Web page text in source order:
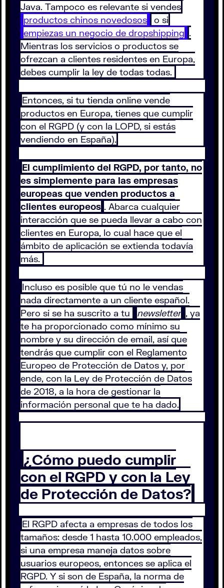
Java. Tampoco es relevante si vendes
productos chinos novedosos
o si
empiezas un negocio de dropshipping .
Mientras los servicios o productos se
ofrezcan a clientes residentes en Europa,
debes cumplir la ley de todas todas.
Entonces, si tu tienda online vende
productos en Europa, tienes que cumplir
con el RGPD (y con la LOPD, si estás
vendiendo en España).
El cumplimiento del RGPD, por tanto, no
es simplemente para las empresas
europeas que venden productos a
clientes europeos . Abarca cualquier
interacción que se pueda llevar a cabo con
clientes en Europa, lo cual hace que el
ámbito de aplicación se extienda todavía
más.
Incluso es posible que tú no le vendas
nada directamente a un cliente español.
Pero si se ha suscrito a tu
newsletter , ya
te ha proporcionado como mínimo su
nombre y su dirección de email, así que
tendrás que cumplir con el Reglamento
Europeo de Protección de Datos y, por
ende, con la Ley de Protección de Datos
de 2018, a la hora de gestionar la
información personal que te ha dado.
¿Cómo puedo cumplir
con el RGPD y con la Ley
de Protección de Datos?
El RGPD afecta a empresas de todos los
tamaños: desde 1 hasta 10.000 empleados,
si una empresa maneja datos sobre
usuarios europeos, entonces se aplica el
RGPD. Y si son de España, la norma de